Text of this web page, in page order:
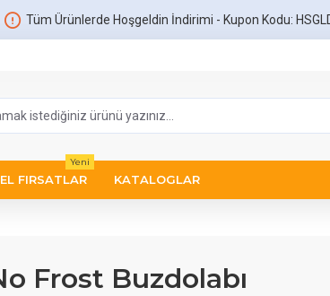
Tüm Ürünlerde Hoşgeldin İndirimi - Kupon Kodu:
FIRSATLAR
Yeni
KATALOGLAR
Frost Buzdolabı